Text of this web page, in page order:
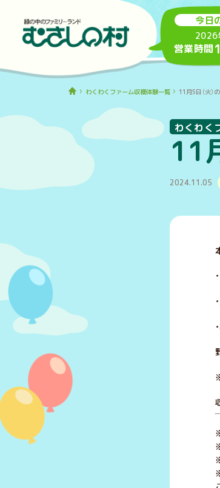
今日
2026
営業時間
わくわくファーム収穫体験一覧 11月5日（火）
11
わくわく
2024.11.05